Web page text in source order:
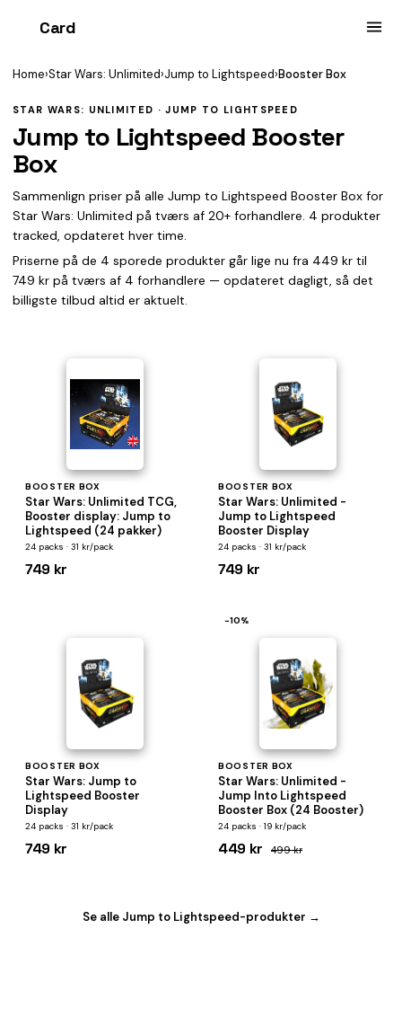
Card
Home›Star Wars: Unlimited›Jump to Lightspeed›Booster Box
STAR WARS: UNLIMITED · JUMP TO LIGHTSPEED
Jump to Lightspeed Booster
Box
Sammenlign priser på alle Jump to Lightspeed Booster Box for
Star Wars: Unlimited på tværs af 20+ forhandlere. 4 produkter
tracked, opdateret hver time.
Priserne på de 4 sporede produkter går lige nu fra 449 kr til
749 kr på tværs af 4 forhandlere — opdateret dagligt, så det
billigste tilbud altid er aktuelt.
BOOSTER BOX
Star Wars: Unlimited TCG,
Booster display: Jump to
Lightspeed (24 pakker)
24 packs · 31 kr/pack
749 kr
BOOSTER BOX
Star Wars: Unlimited -
Jump to Lightspeed
Booster Display
24 packs · 31 kr/pack
749 kr
BOOSTER BOX
Star Wars: Jump to
Lightspeed Booster
Display
24 packs · 31 kr/pack
749 kr
−10%
BOOSTER BOX
Star Wars: Unlimited -
Jump Into Lightspeed
Booster Box (24 Booster)
24 packs · 19 kr/pack
449 kr 499 kr
Se alle Jump to Lightspeed-produkter →